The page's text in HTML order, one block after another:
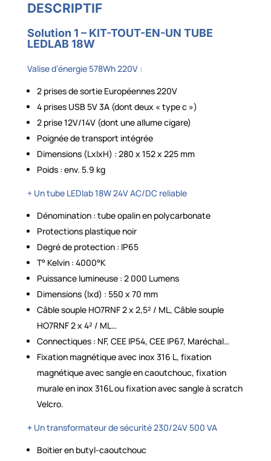
DESCRIPTIF
Solution 1 – KIT-TOUT-EN-UN TUBE
LEDLAB 18W
Valise d’énergie 578Wh 220V :
2 prises de sortie Européennes 220V
4 prises USB 5V 3A (dont deux « type c »)
2 prise 12V/14V (dont une allume cigare)
Poignée de transport intégrée
Dimensions (LxlxH) : 280 x 152 x 225 mm
Poids : env. 5.9 kg
+ Un tube LEDlab 18W 24V AC/DC reliable
Dénomination : tube opalin en polycarbonate
Protections plastique noir
Degré de protection : IP65
T° Kelvin : 4000°K
Puissance lumineuse : 2 000 Lumens
Dimensions (lxd) : 550 x 70 mm
Câble souple HO7RNF 2 x 2,5² / ML, Câble souple
HO7RNF 2 x 4² / ML…
Connectiques : NF, CEE IP54, CEE IP67, Maréchal…
Fixation magnétique avec inox 316 L, fixation
magnétique avec sangle en caoutchouc, fixation
murale en inox 316L ou fixation avec sangle à scratch
Velcro.
+ Un transformateur de sécurité 230/24V 500 VA
Boitier en butyl-caoutchouc